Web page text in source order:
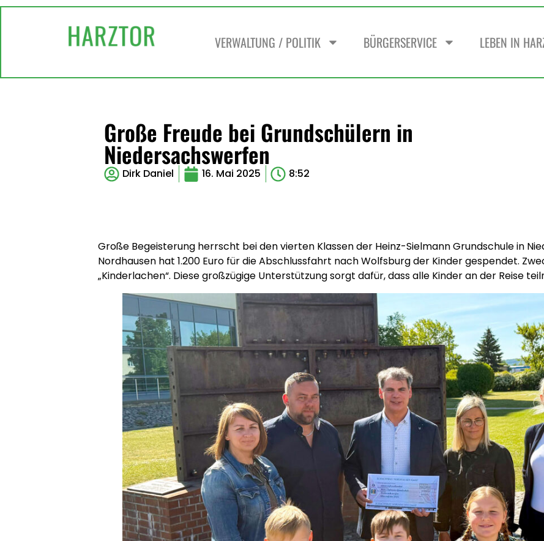
VERWALTUNG / POLITIK BÜRGERSERVICE LEBEN IN
Große Freude bei Grundschülern in
Niedersachswerfen
Dirk Daniel 16. Mai 2025 8:52
Große Begeisterung herrscht bei den vierten Klassen der Heinz-Sielmann Grundschule in
Nordhausen hat 1.200 Euro für die Abschlussfahrt nach Wolfsburg der Kinder gespendet.
„Kinderlachen“. Diese großzügige Unterstützung sorgt dafür, dass alle Kinder an der Reise